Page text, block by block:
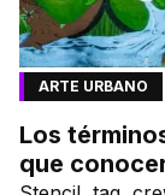
ARTE URBANO
Los
que